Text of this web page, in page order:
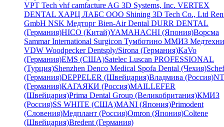
VPT Tech vhf camfacture AG 3D Systems, Inc. VERTEX
DENTAL ХАРЦ ЛАБС ООО Shining 3D Tech Co., Ltd
GmbH NSK Медторг Bien-Air Dental DURR DENTAL
(Германия)HICO (Китай)YAMAHACHI (Япония)Ворсма
Sammar International Surgicon Тумботино ММИЗ
VDW WoodpeckerDentsply/Sirona (Германия)KaVo
(Германия)EMS (США)Satelec Luscan PROFESSIONAL
(Турция)Shenzhen Denco Medical Spofa Dental (Чехия)
(Германия)DEPPELER (Швейцария)Владмива (Россия)
(Германия)КАГАЯКИ (Россия)MAILLEFER
(Швейцария)Prima Dental Group (Великобритания)КМИЗ
(Россия)SS WHITE (США)MANI (Япония)Primodent
(Словения)Медплант (Россия)Omron (Япония)Coltene
(Швейцария)Bredent (Германия)